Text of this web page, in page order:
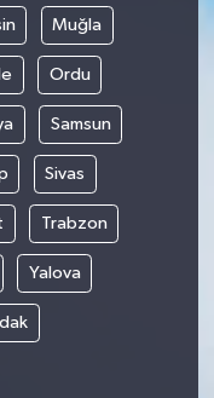
Muğla
Ordu
Samsun
Sivas
Trabzon
Yalova